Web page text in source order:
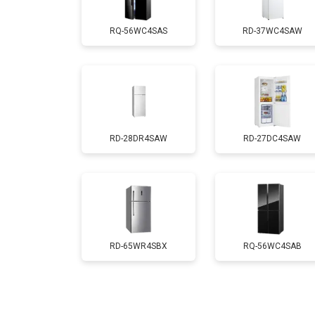
Ремонт/замена датчика
Замена термостата
Замена дефростера
Замена мотор-компрессора
Замена нагревателя испарителя
RQ-56WC4SAS RD-37WC4SAW
RD-28DR4SAW RD-27DC4SAW
RD-65WR4SBX RQ-56WC4SAB